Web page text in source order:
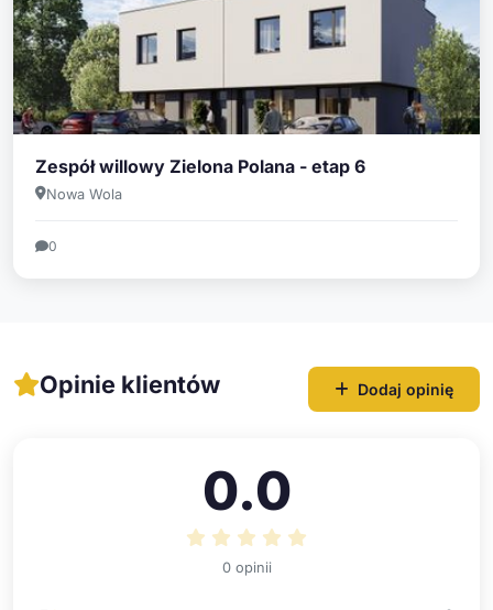
Zespół willowy Zielona Polana - etap 6
Nowa Wola
0
Opinie klientów Dodaj opinię
0.0
0 opinii